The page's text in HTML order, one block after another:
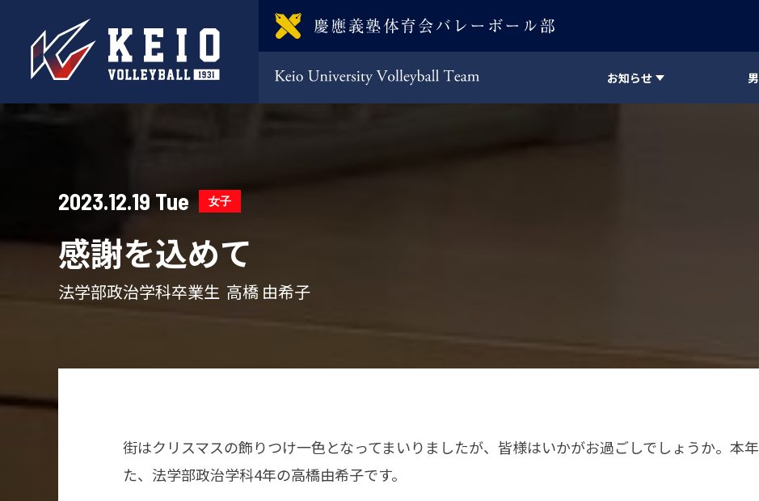
Keio University Volleyball Teamお知らせ
2023.12.19 Tue 女子
感謝を込めて
法学部政治学科卒業生 高橋 由希子
街はクリスマスの飾りつけ一色となってまいりましたが、皆様はいかがお過ごしでしょうか。本
た、法学部政治学科4年の高橋由希子です。